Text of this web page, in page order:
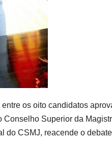
os oito candidatos
Superior da
do CSMJ, reacende o debate